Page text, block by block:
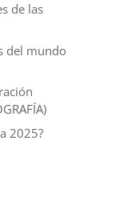
de las
del mundo
2025?